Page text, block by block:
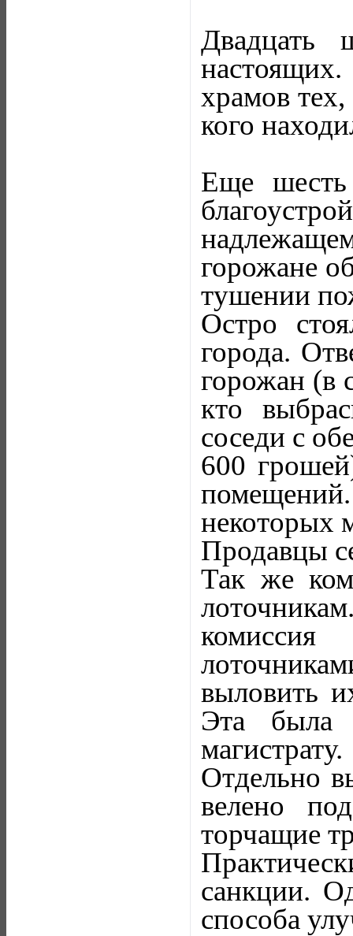
храмов
кого
Еще шесть
горожане
тушении
Остро
города.
горожан (в
кто
соседи с
600
некоторых
Продавцы
Так же
выловить
Эта была
магистрату.
Отдельно
велено
торчащие
санкции.
способа